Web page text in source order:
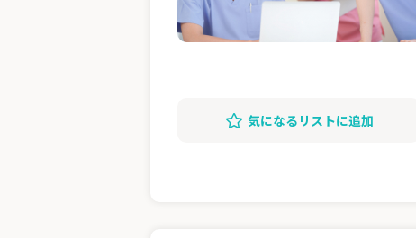
気になるリストに追加